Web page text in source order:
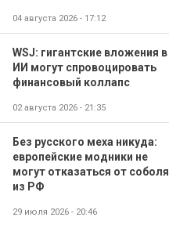
04 августа 2026 - 17:12
WSJ: гигантские вложения в
ИИ могут спровоцировать
финансовый коллапс
02 августа 2026 - 21:35
Без русского меха никуда:
европейские модники не
могут отказаться от соболя
из РФ
29 июля 2026 - 20:46